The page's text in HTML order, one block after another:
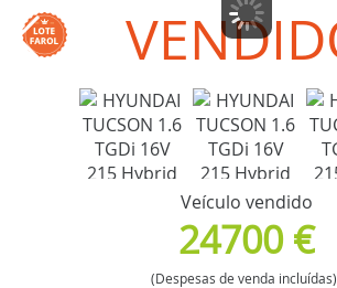
Veículo vendido
24700 €
(Despesas de venda incluídas)